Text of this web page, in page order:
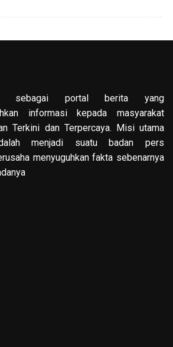
sebagai portal berita yang
informasi kepada masyarakat
Terkini dan Terpercaya. Misi utama
menjadi suatu badan pers
menyuguhkan fakta sebenarnya